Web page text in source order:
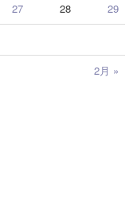
2月 »
27 28 29